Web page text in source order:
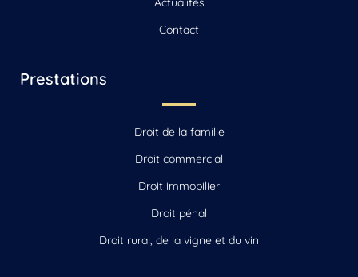
Contact
Prestations
Droit de la famille
Droit commercial
Droit immobilier
Droit pénal
Droit rural, de la vigne et du vin